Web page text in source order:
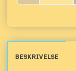
BESKRIVELSE